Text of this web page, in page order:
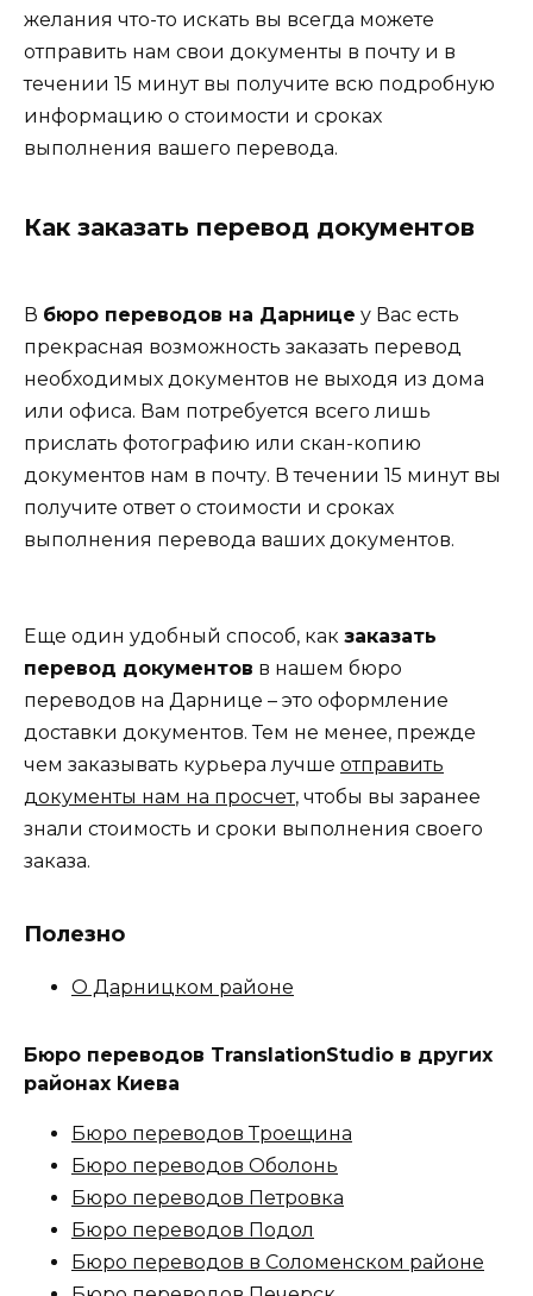
желания что-то искать вы всегда можете
отправить нам свои документы в почту и в
течении 15 минут вы получите всю подробную
информацию о стоимости и сроках
выполнения вашего перевода.
Как заказать перевод документов
В бюро переводов на Дарнице у Вас есть
прекрасная возможность заказать перевод
необходимых документов не выходя из дома
или офиса. Вам потребуется всего лишь
прислать фотографию или скан-копию
документов нам в почту. В течении 15 минут вы
получите ответ о стоимости и сроках
выполнения перевода ваших документов.
Еще один удобный способ, как заказать
перевод документов в нашем бюро
переводов на Дарнице – это оформление
доставки документов. Тем не менее, прежде
чем заказывать курьера лучше отправить
документы нам на просчет, чтобы вы заранее
знали стоимость и сроки выполнения своего
заказа.
Полезно
О Дарницком районе
Бюро переводов TranslationStudio в других
районах Киева
Бюро переводов Троещина
Бюро переводов Оболонь
Бюро переводов Петровка
Бюро переводов Подол
Бюро переводов в Соломенском районе